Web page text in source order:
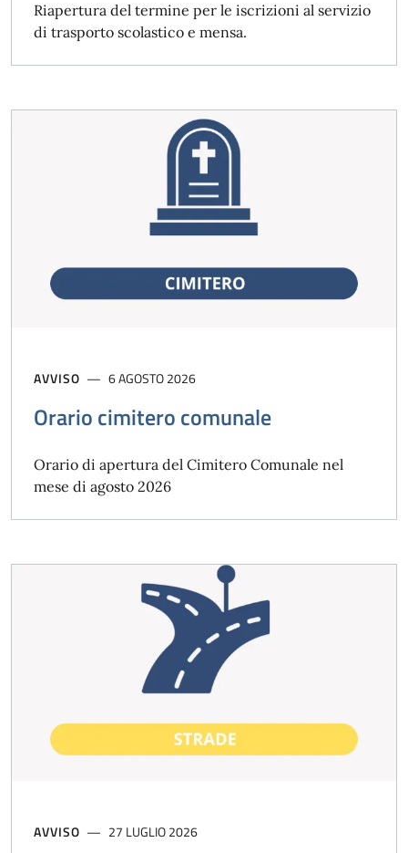
Riapertura del termine per le iscrizioni al servizio
di trasporto scolastico e mensa.
AVVISO 6 AGOSTO 2026
Orario cimitero comunale
Orario di apertura del Cimitero Comunale nel
mese di agosto 2026
AVVISO 27 LUGLIO 2026